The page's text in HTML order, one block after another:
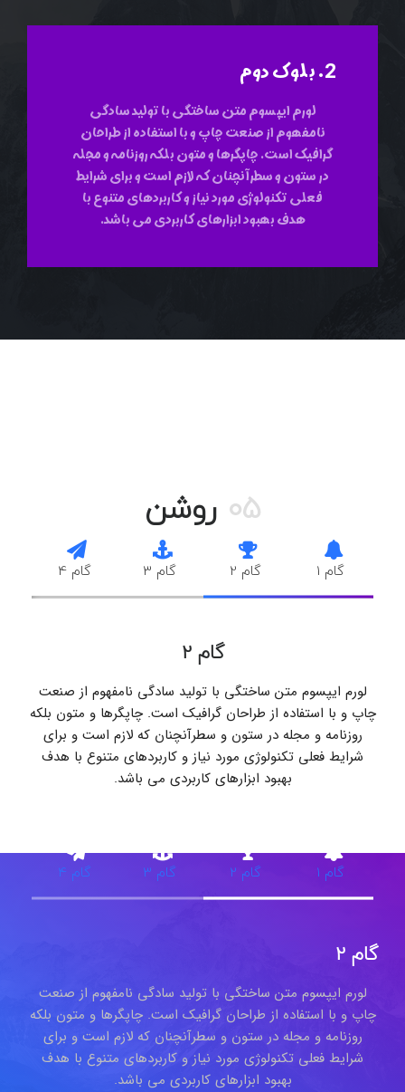
2. بلوک دوم
لورم ایپسوم متن ساختگی با تولید سادگی
نامفهوم از صنعت چاپ و با استفاده از طراحان
گرافیک است. چاپگرها و متون بلکه روزنامه و مجله
در ستون و سطرآنچنان که لازم است و برای شرایط
فعلی تکنولوژی مورد نیاز و کاربردهای متنوع با
هدف بهبود ابزارهای کاربردی می باشد.
05روشن
گام 1 گام 2 گام 3 گام 4
گام 2
لورم ایپسوم متن ساختگی با تولید سادگی نامفهوم از صنعت
چاپ و با استفاده از طراحان گرافیک است. چاپگرها و متون بلکه
روزنامه و مجله در ستون و سطرآنچنان که لازم است و برای
شرایط فعلی تکنولوژی مورد نیاز و کاربردهای متنوع با هدف
بهبود ابزارهای کاربردی می باشد.
گام 1 گام 2 گام 3 گام 4
گام 2
لورم ایپسوم متن ساختگی با تولید سادگی نامفهوم از صنعت
چاپ و با استفاده از طراحان گرافیک است. چاپگرها و متون بلکه
روزنامه و مجله در ستون و سطرآنچنان که لازم است و برای
شرایط فعلی تکنولوژی مورد نیاز و کاربردهای متنوع با هدف
بهبود ابزارهای کاربردی می باشد.